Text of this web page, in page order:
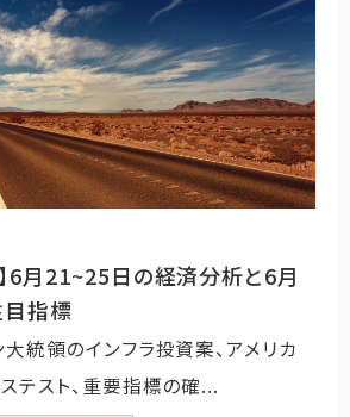
ィスとは
ン登録
6月21~25日の経済分析と6月
指標
統領のインフラ投資案、アメリカ
テスト、重要指標の確...